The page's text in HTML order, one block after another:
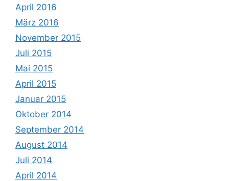
April 2016
März 2016
November 2015
Juli 2015
Mai 2015
April 2015
Januar 2015
Oktober 2014
September 2014
August 2014
Juli 2014
April 2014